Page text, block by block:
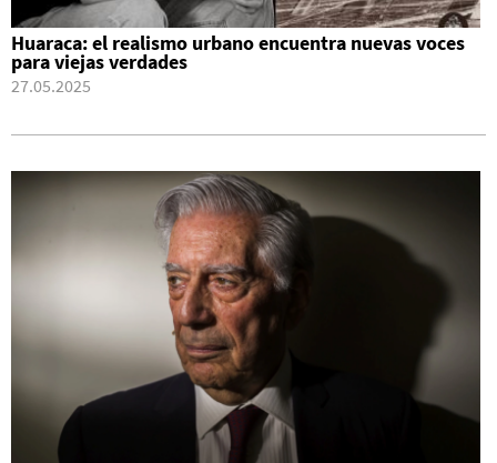
Huaraca: el realismo urbano encuentra nuevas voces
para viejas verdades
27.05.2025